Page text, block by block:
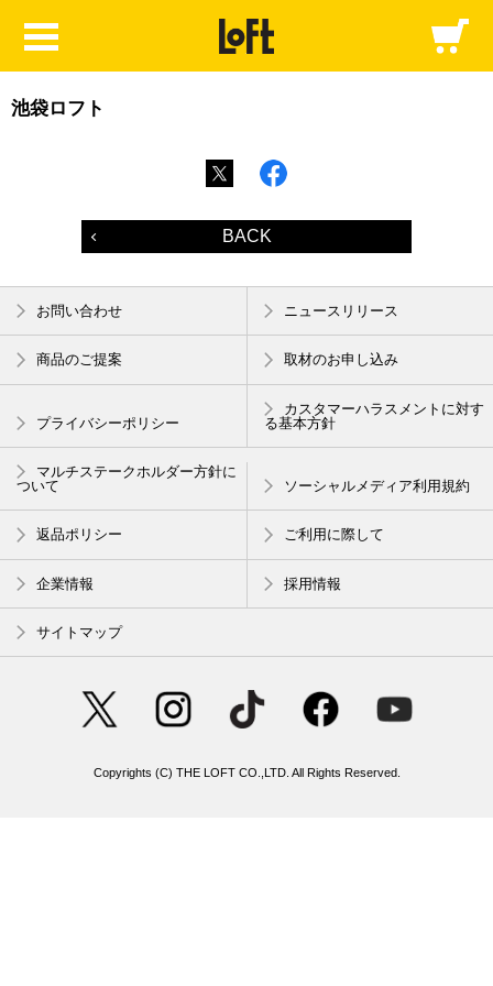
池袋ロフト
BACK
お問い合わせ ニュースリリース
商品のご提案 取材のお申し込み
プライバシーポリシー
カスタマーハラスメントに対す
る基本方針
マルチステークホルダー方針に
ついて
ソーシャルメディア利用規約
返品ポリシー ご利用に際して
企業情報 採用情報
サイトマップ
Copyrights (C) THE LOFT CO.,LTD. All Rights Reserved.